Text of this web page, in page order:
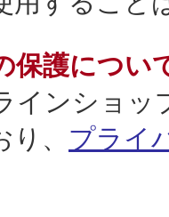
アップ
保護につい
インショッ
、 プライ